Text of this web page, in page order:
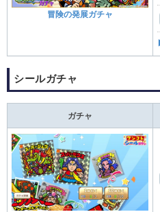
冒険の発展ガチャ
シールガチャ
ガチャ